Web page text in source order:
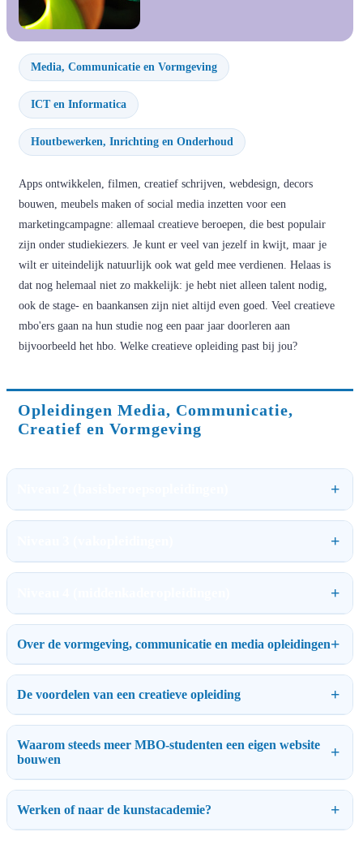
Media, Communicatie en Vormgeving
ICT en Informatica
Houtbewerken, Inrichting en Onderhoud
Apps ontwikkelen, filmen, creatief schrijven, webdesign, decors
bouwen, meubels maken of social media inzetten voor een
marketingcampagne: allemaal creatieve beroepen, die best populair
zijn onder studiekiezers. Je kunt er veel van jezelf in kwijt, maar je
wilt er uiteindelijk natuurlijk ook wat geld mee verdienen. Helaas is
dat nog helemaal niet zo makkelijk: je hebt niet alleen talent nodig,
ook de stage- en baankansen zijn niet altijd even goed. Veel creatieve
mbo'ers gaan na hun studie nog een paar jaar doorleren aan
bijvoorbeeld het hbo. Welke creatieve opleiding past bij jou?
Opleidingen Media, Communicatie,
Creatief en Vormgeving
Over de vormgeving, communicatie en media opleidingen
De voordelen van een creatieve opleiding
Waarom steeds meer MBO-studenten een eigen website
bouwen
Werken of naar de kunstacademie?